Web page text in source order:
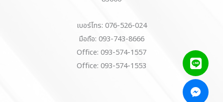
เบอร์โทร: 076-526-024
มือถือ: 093-743-8666
Office: 093-574-1557
Office: 093-574-1553